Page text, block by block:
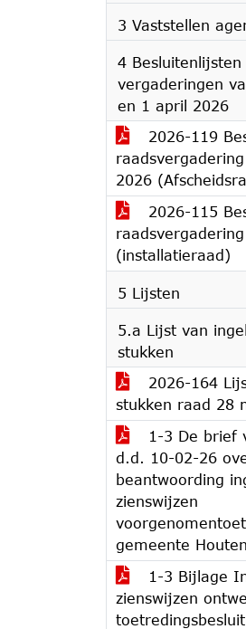
3 Vaststellen
4 Besluitenlijsten
vergaderingen
en 1 april 2026
2026-119
2026
2026-115
(installatieraad)
5 Lijsten
5.a Lijst van
stukken
2026-164
stukken raad 28
1-3 De brief
d.d. 10-02-26
beantwoording
zienswijzen
gemeente
1-3 Bijlage
zienswijzen